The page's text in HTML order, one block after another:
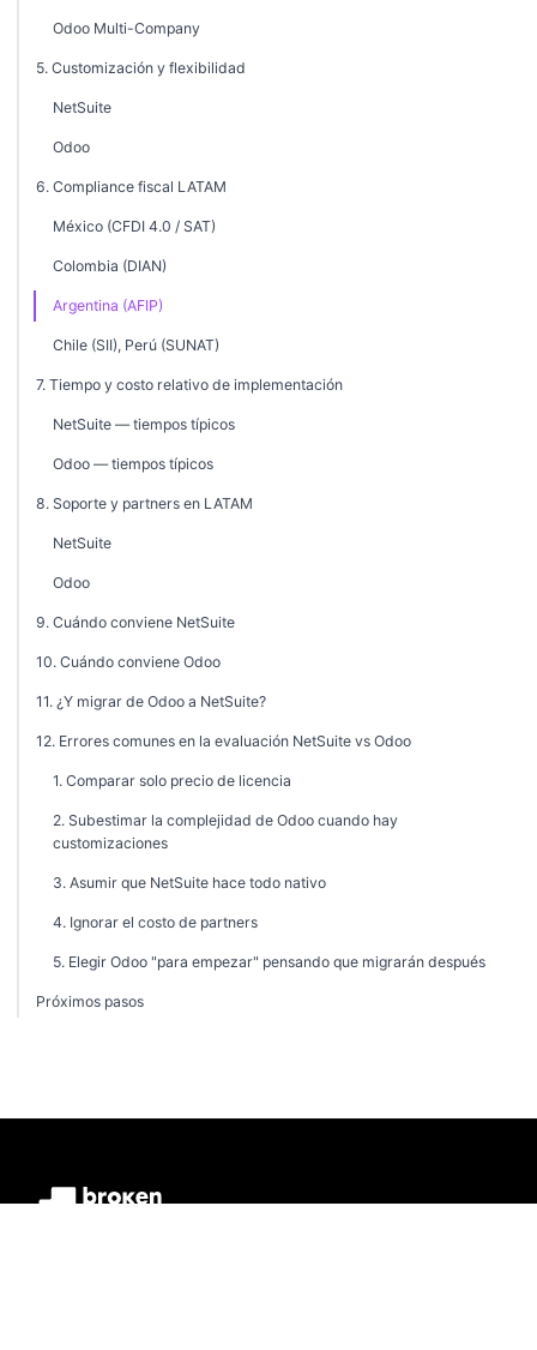
Odoo Multi-Company
5. Customización y flexibilidad
NetSuite
Odoo
6. Compliance fiscal LATAM
México (CFDI 4.0 / SAT)
Colombia (DIAN)
Argentina (AFIP)
Chile (SII), Perú (SUNAT)
7. Tiempo y costo relativo de implementación
NetSuite — tiempos típicos
Odoo — tiempos típicos
8. Soporte y partners en LATAM
NetSuite
Odoo
9. Cuándo conviene NetSuite
10. Cuándo conviene Odoo
11. ¿Y migrar de Odoo a NetSuite?
12. Errores comunes en la evaluación NetSuite vs Odoo
1. Comparar solo precio de licencia
2. Subestimar la complejidad de Odoo cuando hay
customizaciones
3. Asumir que NetSuite hace todo nativo
4. Ignorar el costo de partners
5. Elegir Odoo "para empezar" pensando que migrarán después
Próximos pasos